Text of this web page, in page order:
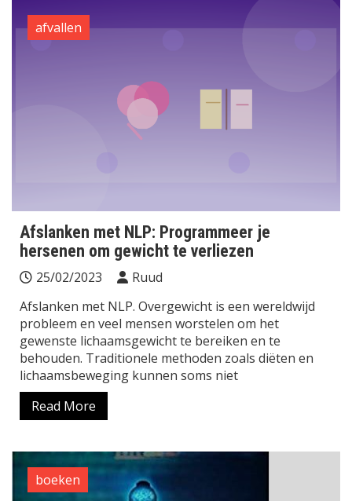
afvallen
Afslanken met NLP: Programmeer je
hersenen om gewicht te verliezen
25/02/2023
Ruud
Afslanken met NLP. Overgewicht is een wereldwijd
probleem en veel mensen worstelen om het
gewenste lichaamsgewicht te bereiken en te
behouden. Traditionele methoden zoals diëten en
lichaamsbeweging kunnen soms niet
Read More
boeken